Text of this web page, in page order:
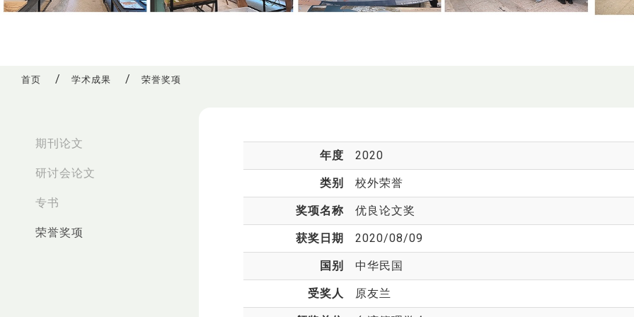
首页 学术成果 荣誉奖项
期刊论文
研讨会论文
专书
荣誉奖项
年度 2020
类别 校外荣誉
奖项名称 优良论文奖
获奖日期 2020/08/09
国别 中华民国
受奖人 原友兰